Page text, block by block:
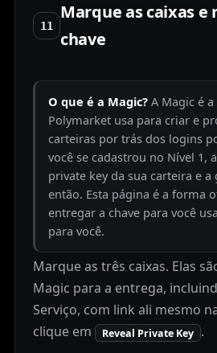
11
Marque as caixas e
chave
O que é a Magic? A Magic é
Polymarket usa para criar e
carteiras por trás dos logins
você se cadastrou no Nível 1,
private key da sua carteira e a
então. Esta página é a forma
entregar a chave para você
para você.
Marque as três caixas. Elas
Magic para a entrega,
Serviço, com link ali mesmo
clique em
Reveal Private Key .